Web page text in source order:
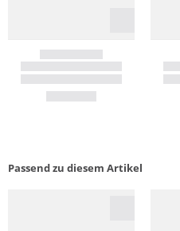
Passend zu diesem Artikel